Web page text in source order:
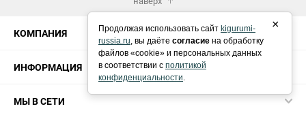
КОМПАНИЯ
ИНФОРМАЦИЯ
МЫ В СЕТИ
Продолжая использовать сайт kigurumi-
russia.ru, вы даёте согласие на обработку
файлов «cookie» и персональных данных
в соответствии с политикой
конфиденциальности.
×